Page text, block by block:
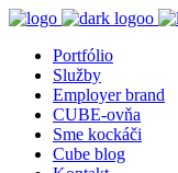
Portfólio
Služby
Employer brand
CUBE-ovňa
Sme kockáči
Cube blog